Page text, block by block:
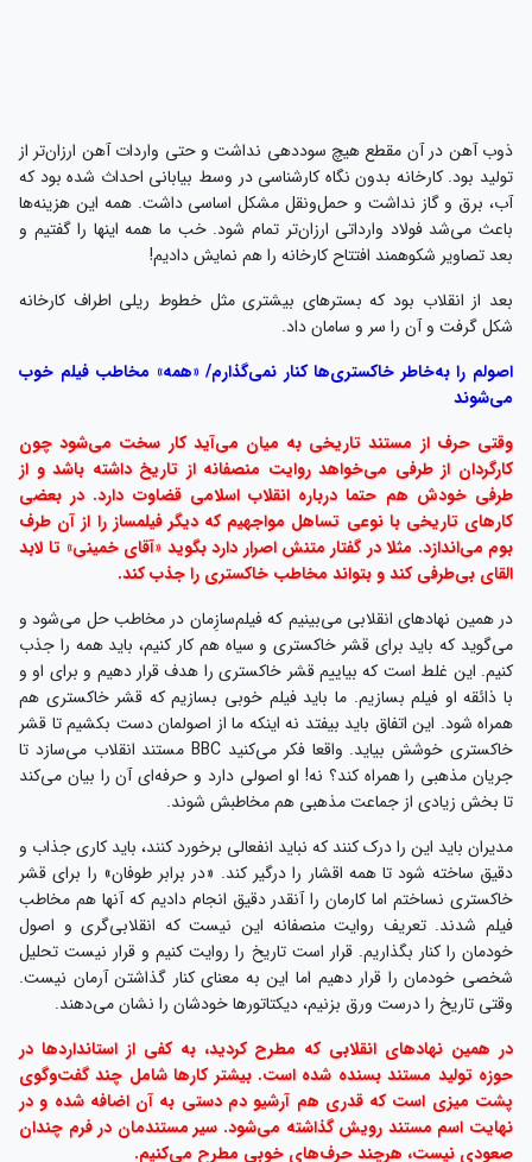
وقتی حرف از مستند تاریخی به میان می‌آید کار سخت می‌شود چون
کارگردان از طرفی می‌خواهد روایت منصفانه از تاریخ داشته باشد و از
طرفی خودش هم حتما درباره انقلاب اسلامی قضاوت دارد. در بعضی
کارهای تاریخی با نوعی تساهل مواجهیم که دیگر فیلمساز را از آن طرف
بوم می‌اندازد. مثلا در گفتار متنش اصرار دارد بگوید «آقای خمینی» تا لابد
در همین نهادهای انقلابی می‌بینیم که فیلم‌سازِمان در مخاطب حل می‌شود و
کنیم. این غلط است که بیاییم قشر خاکستری را هدف قرار دهیم و برای او و
با ذائقه او فیلم بسازیم. ما باید فیلم خوبی بسازیم که قشر خاکستری هم
همراه شود. این اتفاق باید بیفتد نه اینکه ما از اصولمان دست بکشیم تا قشر
خاکستری خوشش بیاید. واقعا فکر می‌کنید BBC مستند انقلاب می‌سازد تا
جریان مذهبی را همراه کند؟ نه! او اصولی دارد و حرفه‌ای آن را بیان می‌کند
تا بخش زیادی از جماعت مذهبی هم مخاطبش شوند.
مدیران باید این را درک کنند که نباید انفعالی برخورد کنند، باید کاری جذاب و
دقیق ساخته شود تا همه اقشار را درگیر کند. «در برابر طوفان» را برای قشر
خاکستری نساختم اما کارمان را آنقدر دقیق انجام دادیم که آنها هم مخاطب
فیلم شدند. تعریف روایت منصفانه این نیست که انقلابی‌گری و اصول
خودمان را کنار بگذاریم. قرار است تاریخ را روایت کنیم و قرار نیست تحلیل
شخصی خودمان را قرار دهیم اما این به معنای کنار گذاشتن آرمان نیست.
وقتی تاریخ را درست ورق بزنیم، دیکتاتورها خودشان را نشان می‌دهند.
در همین نهادهای انقلابی که مطرح کردید، به کفی از استانداردها در
حوزه تولید مستند بسنده شده است. بیشتر کارها شامل چند گفت‌‍وگوی
پشت میزی است که قدری هم آرشیو دم دستی به آن اضافه شده و در
نهایت اسم مستند رویش گذاشته می‌شود. سیر مستندمان در فرم چندان
صعودی نیست، هرچند حرف‌های خوبی مطرح می‌کنیم.
من هم منتقد این جریان ساختِ بی‌حساب و کتاب هستم، کمیت که مهم
نیست. در این ۳۰، ۴۰ سال تلویزیون داشت این کمیت را تامین می‌کرد اما
خب کیفیت خیلی مهم است.
من از رویش‌های فتنه۸۸ هستم
این مرحله‌ای است که باید از آن عبور کنیم. فعالیت نیروهای انقلابی و متعهد
در حوزه رسانه تا قبل از سال ۱۳۸۸ جدی نبود اما بعد از آن شروع کردیم. در
کنار ریزش‌های این جریان، رویش‌های فراوانی هم داشتیم که خود من یکی از
همان رویش‌ها هستم. در آن سال‌ها کارهایمان به واسطه جشنواره عمار دیده
شد و آرام آرام پیش آمدیم.